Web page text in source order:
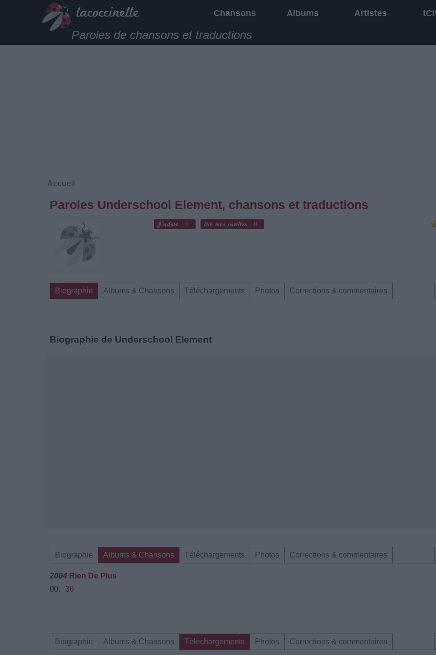
Chansons Albums Artistes
Paroles de chansons et traductions
Accueil
Paroles Underschool Element, chansons et traductions
0 0
Biographie Albums & Chansons Téléchargements Photos Corrections & commentaires
Biographie de Underschool Element
Biographie Albums & Chansons Téléchargements Photos Corrections & commentaires
2004 Rien De Plus
00.
36
Biographie Albums & Chansons Téléchargements Photos Corrections & commentaires